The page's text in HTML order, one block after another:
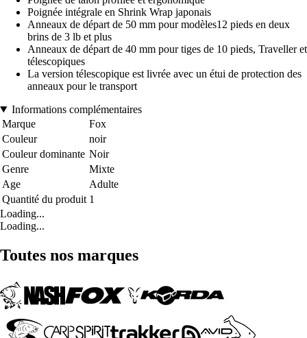
Poignée intégrale en Shrink Wrap japonais
Anneaux de départ de 50 mm pour modèles12 pieds en deux
brins de 3 lb et plus
Anneaux de départ de 40 mm pour tiges de 10 pieds, Traveller et
télescopiques
La version télescopique est livrée avec un étui de protection des
anneaux pour le transport
Informations complémentaires
Marque
Fox
Couleur
noir
Couleur dominante Noir
Genre
Mixte
Age
Adulte
Quantité du produit 1
Loading...
Loading...
Toutes nos marques